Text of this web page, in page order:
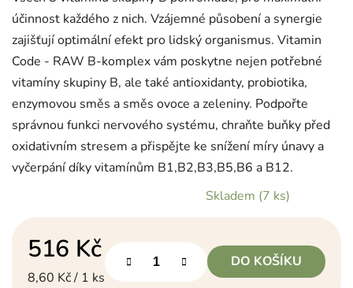
účinnost každého z nich. Vzájemné působení a synergie
zajišťují optimální efekt pro lidský organismus. Vitamin
Code - RAW B-komplex vám poskytne nejen potřebné
vitamíny skupiny B, ale také antioxidanty, probiotika,
enzymovou směs a směs ovoce a zeleniny. Podpořte
správnou funkci nervového systému, chraňte buňky před
oxidativním stresem a přispějte ke snížení míry únavy a
vyčerpání díky vitamínům B1,B2,B3,B5,B6 a B12.
Skladem (7 ks)
516 Kč
Měrná cena:
8,60 Kč / 1 ks
DO KOŠÍKU